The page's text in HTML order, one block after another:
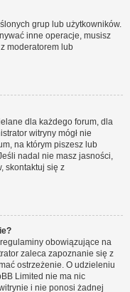
grup lub użytkowników.
inne operacje, musisz
moderatorem lub
dla każdego forum, dla
witryny mógł nie
na którym piszesz lub
nadal nie masz jasności,
skontaktuj się z
obowiązujące na
zaleca zapoznanie się z
ostrzeżenie. O udzieleniu
Limited nie ma nic
i nie ponosi żadnej